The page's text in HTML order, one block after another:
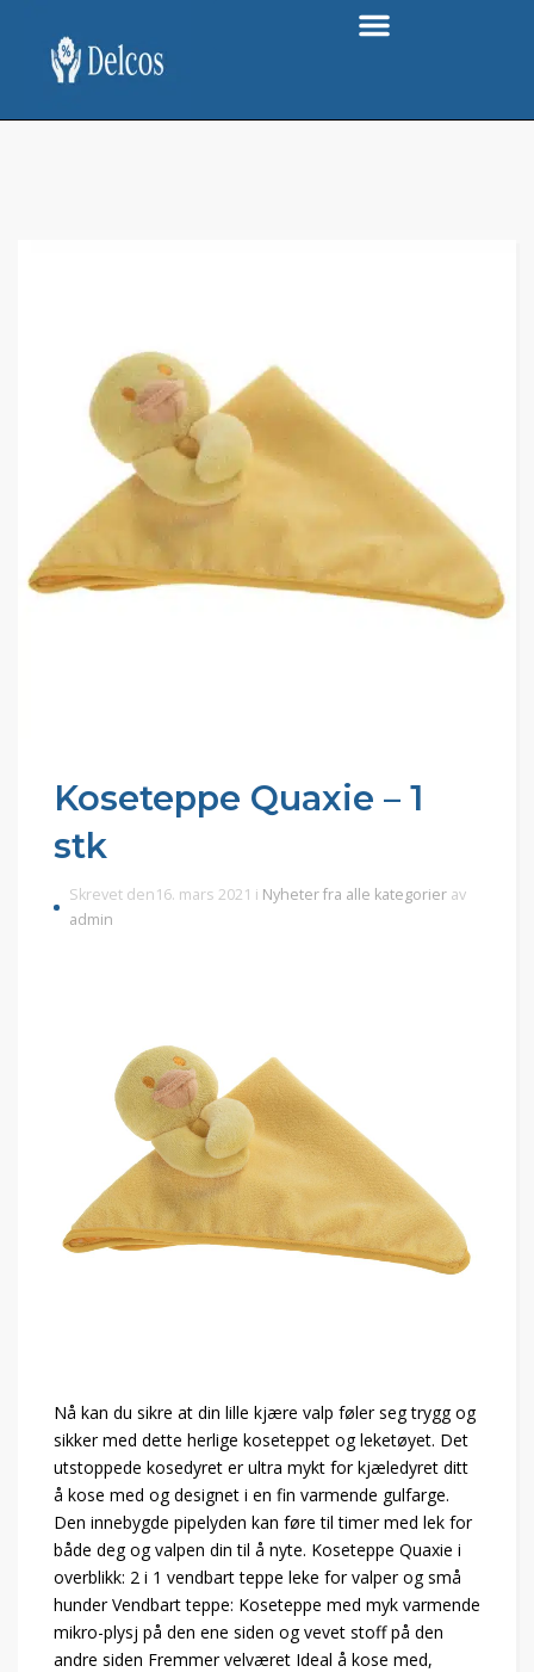
Koseteppe Quaxie – 1
stk
Skrevet den16. mars 2021 i Nyheter fra alle kategorier av
admin
Nå kan du sikre at din lille kjære valp føler seg trygg og
sikker med dette herlige koseteppet og leketøyet. Det
utstoppede kosedyret er ultra mykt for kjæledyret ditt
å kose med og designet i en fin varmende gulfarge.
Den innebygde pipelyden kan føre til timer med lek for
både deg og valpen din til å nyte. Koseteppe Quaxie i
overblikk: 2 i 1 vendbart teppe leke for valper og små
hunder Vendbart teppe: Koseteppe med myk varmende
mikro-plysj på den ene siden og vevet stoff på den
andre siden Fremmer velværet Ideal å kose med,